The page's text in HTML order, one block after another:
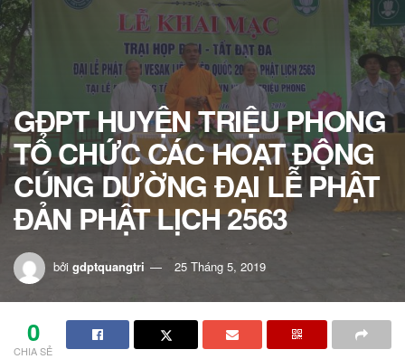
GĐPT HUYỆN TRIỆU PHONG
TỔ CHỨC CÁC HOẠT ĐỘNG
CÚNG DƯỜNG ĐẠI LỄ PHẬT
ĐẢN PHẬT LỊCH 2563
bởi gdptquangtri 25 Tháng 5, 2019
0
CHIA SẺ